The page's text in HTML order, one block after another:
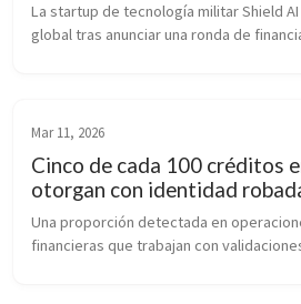
La startup de tecnología militar Shield
global tras anunciar una ronda de
Mar 11, 2026
Cinco de cada 100 créditos
otorgan con identidad
Una proporción detectada en
financieras que trabajan con